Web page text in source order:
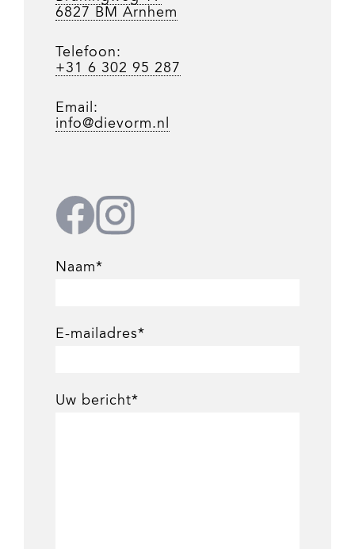
6827 BM Arnhem
Telefoon:
+31 6 302 95 287
Email:
info@dievorm.nl
Naam*
E-mailadres*
Uw bericht*